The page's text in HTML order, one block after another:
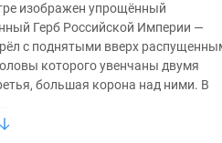
изображен упрощённый
Герб Российской Империи —
с поднятыми вверх
которого увенчаны двумя
большая корона над ними. В